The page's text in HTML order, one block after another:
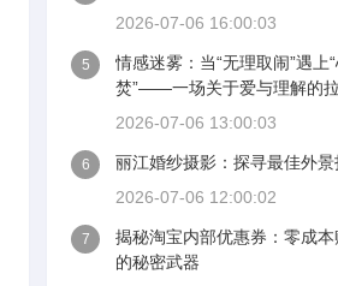
2026-07-06 16:00:03
5
情感迷雾：当“无理取闹”遇上
焚”——一场关于爱与理解的
2026-07-06 13:00:03
6
丽江婚纱摄影：探寻最佳外
2026-07-06 12:00:02
7
揭秘淘宝内部优惠券：零成本
的秘密武器